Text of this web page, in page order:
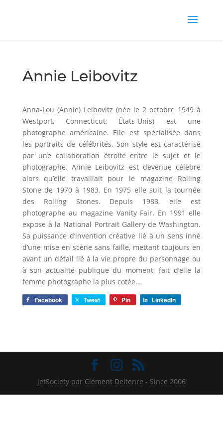
Annie Leibovitz
Anna-Lou (Annie) Leibovitz (née le 2 octobre 1949 à
Westport, Connecticut, États-Unis) est une
photographe américaine. Elle est spécialisée dans
les portraits de célébrités. Son style est caractérisé
par une collaboration étroite entre le sujet et le
photographe. Annie Leibovitz est devenue célèbre
alors qu’elle travaillait pour le magazine Rolling
Stone de 1970 à 1983. En 1975 elle suit la tournée
des Rolling Stones. Depuis 1983, elle est
photographe au magazine Vanity Fair. En 1991 elle
expose à la National Portrait Gallery de Washington.
Sa puissance d’invention créative lié à un sens inné
d’une mise en scène sans faille, mettant toujours en
avant un détail lié à la vie propre du personnage ou
à son actualité publique du moment, fait d’elle la
femme photographe la plus cotée…
Facebook Tweet Pin LinkedIn
JetSociety par Clément Deltenre - Since 2006